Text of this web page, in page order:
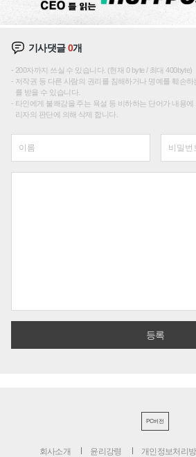
기사댓글0개
200자까지 쓰실 수 있습니다. (현재 0 byte / 최대 400byte)
저작권 등 다른 사람의 권리를 침해하거나 명예를 훼손
를 받을 수 있습니다.
타인에게 불쾌감을 주는 욕설 등 비하하는 단어가 내용
리자의 판단에 의해 삭제 합니다.
PC버전
회사소개 윤리강령 개인정보처리